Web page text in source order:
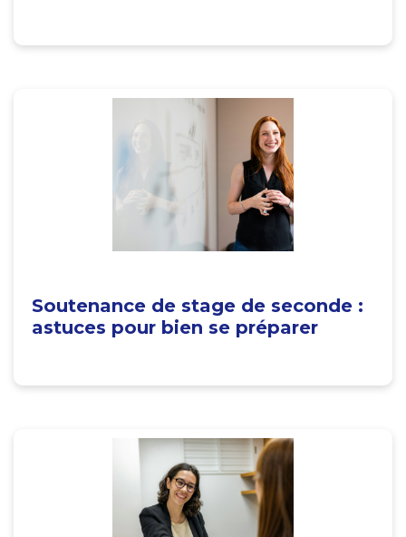
Soutenance de stage de seconde :
astuces pour bien se préparer